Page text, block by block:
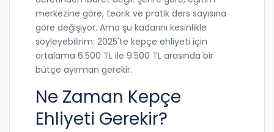
merkezine göre, teorik ve pratik ders sayısına
göre değişiyor. Ama şu kadarını kesinlikle
söyleyebilirim: 2025'te kepçe ehliyeti için
ortalama 6.500 TL ile 9.500 TL arasında bir
bütçe ayırman gerekir.
Ne Zaman Kepçe
Ehliyeti Gerekir?